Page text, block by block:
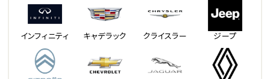
インフィニティ キャデラック クライスラー ジープ